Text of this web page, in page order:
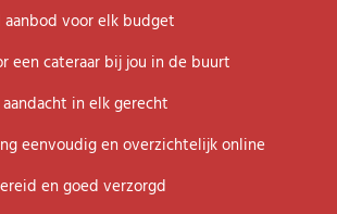
aanbod voor elk budget
een cateraar bij jou in de buurt
in elk gerecht
eenvoudig en overzichtelijk online
en goed verzorgd